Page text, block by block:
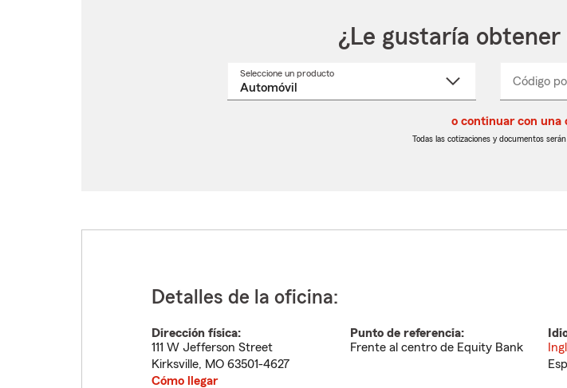
¿Le gustaría
Seleccione un productoSeleccione
Código
_____
o continuar con una
Todas las cotizaciones y documentos
Detalles de la oficina:
Dirección física:
111 W Jefferson Street
Kirksville, MO 63501-4627
Cómo llegar
Punto de referencia:
Frente al centro de Equity Bank